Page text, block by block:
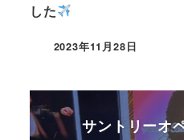
した
2023年11月28日
サントリーオ